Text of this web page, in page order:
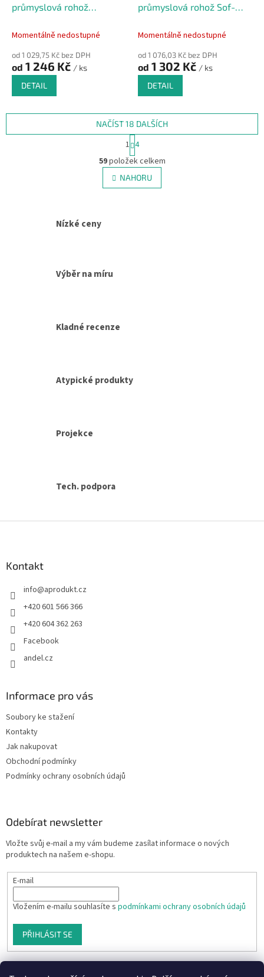
průmyslová rohož
60 x 1,27 cm
Momentálně nedostupné
od 1 029,75 Kč bez DPH
od 1 246 Kč / ks
DETAIL
průmyslová rohož Sof-
cm
Momentálně nedostupné
od 1 076,03 Kč bez DPH
od 1 302 Kč / ks
DETAIL
O
v
l
á
NAČÍST 18 DALŠÍCH
S
t
r
á
n
k
1 4
59položek celkem
NAHORU
Nízké ceny
Výběr na míru
Kladné recenze
Atypické produkty
Projekce
Tech. podpora
Kontakt
info@aprodukt.cz
+420 601 566 366
+420 604 362 263
Facebook
andel.cz
Informace pro vás
Soubory ke stažení
Kontakty
Jak nakupovat
Obchodní podmínky
Podmínky ochrany osobních údajů
Odebírat newsletter
Vložte svůj e-mail a my vám budeme zasílat informace o nových
produktech na našem e-shopu.
E-mail
Vložením e-mailu souhlasíte s podmínkami ochrany osobních údajů
PŘIHLÁSIT SE